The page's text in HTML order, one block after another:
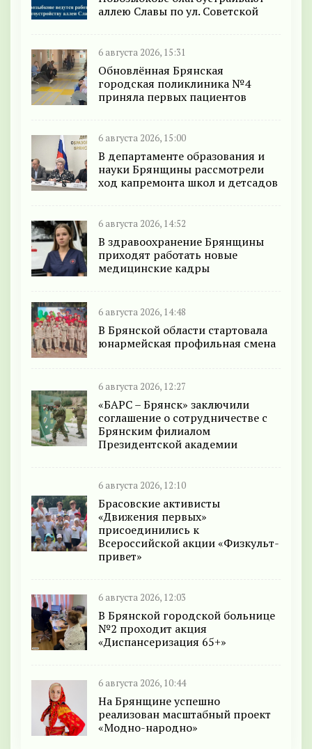
аллею Славы по ул. Советской
6 августа 2026, 15:31
Обновлённая Брянская
городская поликлиника №4
приняла первых пациентов
6 августа 2026, 15:00
В департаменте образования и
науки Брянщины рассмотрели
ход капремонта школ и детсадов
6 августа 2026, 14:52
В здравоохранение Брянщины
приходят работать новые
медицинские кадры
6 августа 2026, 14:48
В Брянской области стартовала
юнармейская профильная смена
6 августа 2026, 12:27
«БАРС – Брянск» заключили
соглашение о сотрудничестве с
Брянским филиалом
Президентской академии
6 августа 2026, 12:10
Брасовские активисты
«Движения первых»
присоединились к
Всероссийской акции «Физкульт-
привет»
6 августа 2026, 12:03
В Брянской городской больнице
№2 проходит акция
«Диспансеризация 65+»
6 августа 2026, 10:44
На Брянщине успешно
реализован масштабный проект
«Модно-народно»